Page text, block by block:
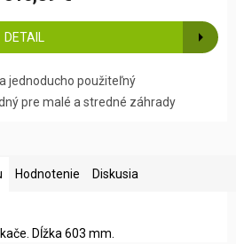
DETAIL
jednoducho použiteľný
pre malé a stredné záhrady
Hodnotenie Diskusia
Dĺžka 603 mm.